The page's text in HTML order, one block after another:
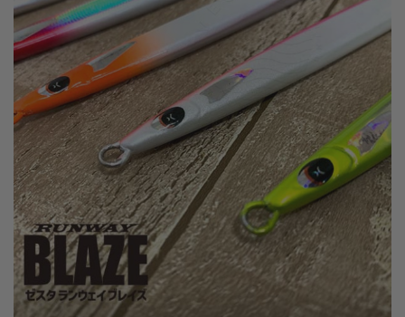
ПРИМАМКИ
КУКИ
ВЛАКНА
АКСЕСОАРИ
ОБЛЕКЛО
НАМАЛЕНИЯ
ПРОИЗВОДИТЕЛИ
ЛЮБИМИ